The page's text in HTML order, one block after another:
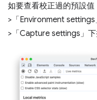
如要查看校正過的預設
>「Environment settings
>「Capture settings」 下